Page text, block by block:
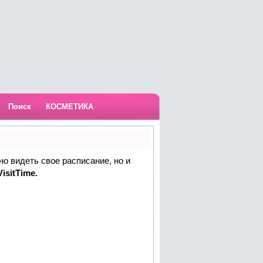
Поиск КОСМЕТИКА
видеть свое расписание, но и